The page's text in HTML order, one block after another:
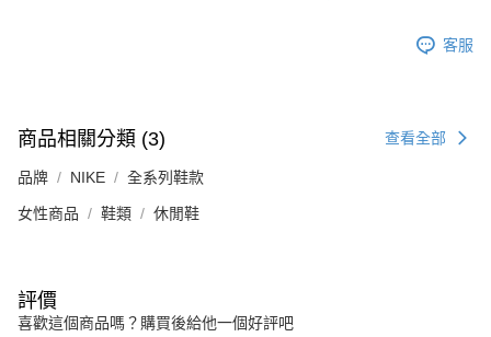
客服
商品相關分類 (3) 查看全部
品牌 NIKE 全系列鞋款
女性商品 鞋類 休閒鞋
評價
喜歡這個商品嗎？購買後給他一個好評吧